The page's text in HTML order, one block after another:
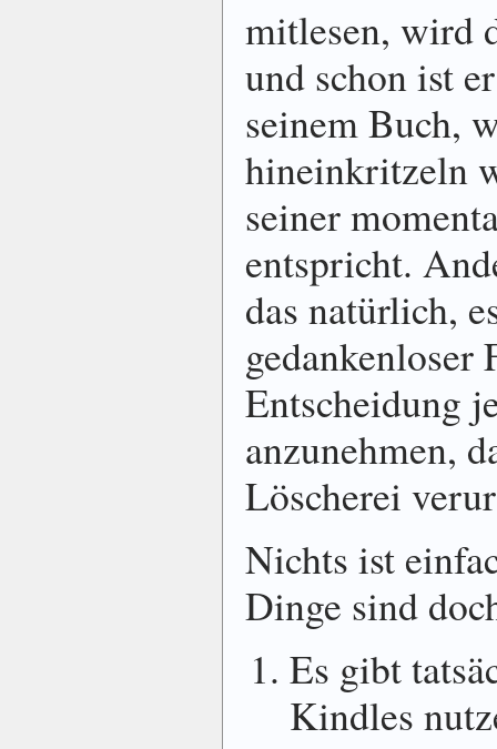
mitlesen, wird
und schon ist
seinem Buch,
hineinkritzeln
seiner
entspricht.
das natürlich,
gedankenloser
Entscheidung
anzunehmen,
Löscherei
Nichts ist
Dinge sind
Es gibt
Kindles